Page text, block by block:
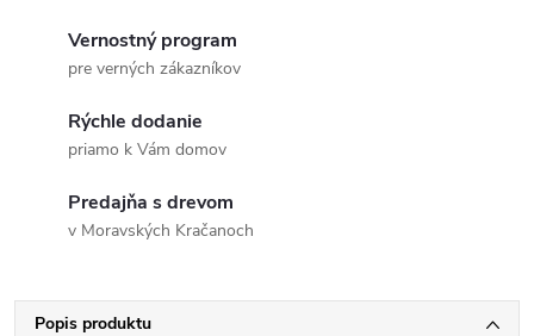
Vernostný program
pre verných zákazníkov
Rýchle dodanie
priamo k Vám domov
Predajňa s drevom
v Moravských Kračanoch
Popis produktu